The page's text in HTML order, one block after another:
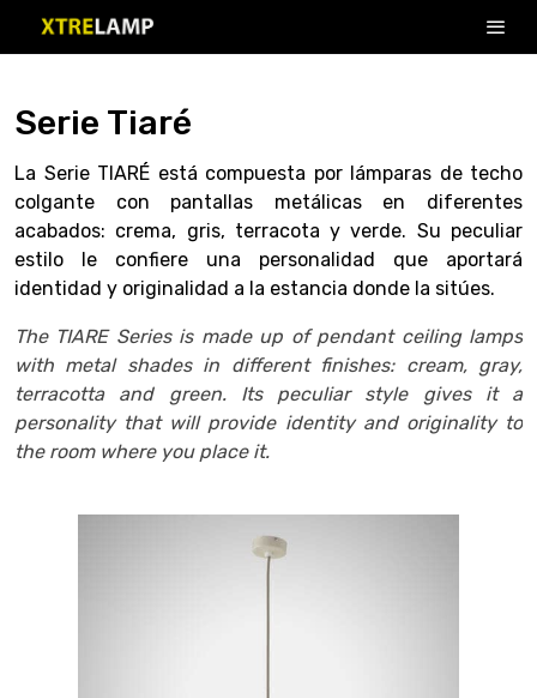
Serie Tiaré
La Serie TIARÉ está compuesta por lámparas de techo
colgante con pantallas metálicas en diferentes
acabados: crema, gris, terracota y verde. Su peculiar
estilo le confiere una personalidad que aportará
identidad y originalidad a la estancia donde la sitúes.
The TIARE Series is made up of pendant ceiling lamps
with metal shades in different finishes: cream, gray,
terracotta and green. Its peculiar style gives it a
personality that will provide identity and originality to
the room where you place it.